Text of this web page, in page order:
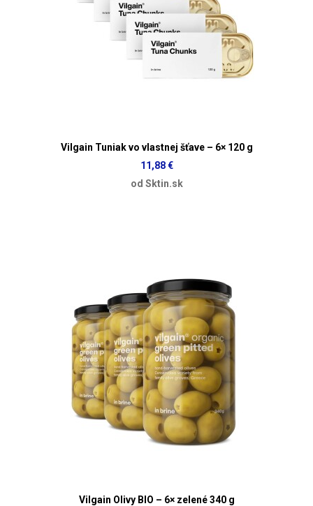
Vilgain Tuniak vo vlastnej šťave – 6× 120 g
11,88 €
od Sktin.sk
Vilgain Olivy BIO – 6× zelené 340 g